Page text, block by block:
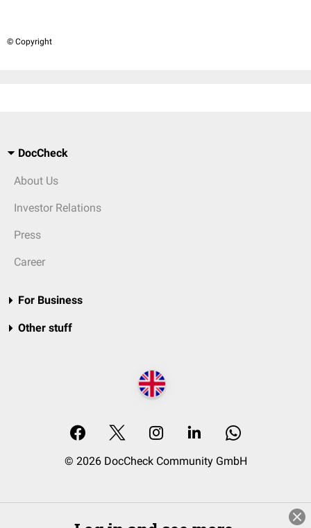
© Copyright
DocCheck
About Us
Investor Relations
Press
Career
For Business
Other stuff
© 2026 DocCheck Community GmbH